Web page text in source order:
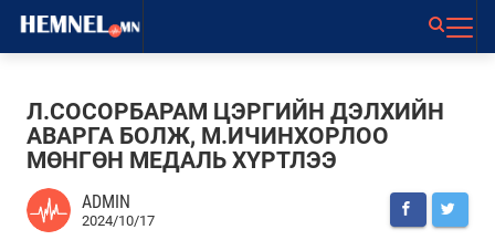
Л.СОСОРБАРАМ ЦЭРГИЙН ДЭЛХИЙН
АВАРГА БОЛЖ, М.ИЧИНХОРЛОО
МӨНГӨН МЕДАЛЬ ХҮРТЛЭЭ
ADMIN
2024/10/17